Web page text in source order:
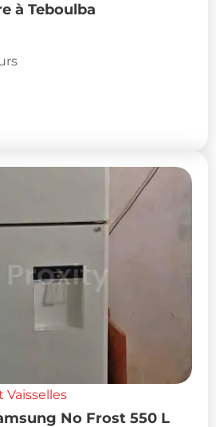
à Teboulba
No Frost 550 L